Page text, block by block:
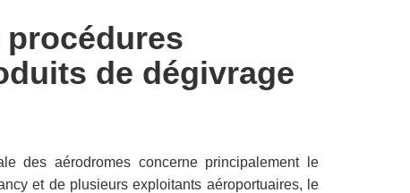
de dégivrage
des aérodromes concerne principalement le
et de plusieurs exploitants aéroportuaires, le